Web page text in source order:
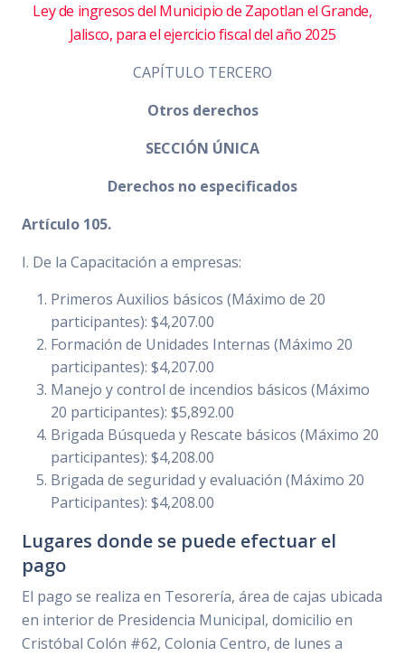
Ley de ingresos del Municipio de Zapotlan el Grande,
Jalisco, para el ejercicio fiscal del año 2025
CAPÍTULO TERCERO
Otros derechos
SECCIÓN ÚNICA
Derechos no especificados
Artículo 105.
I. De la Capacitación a empresas:
Primeros Auxilios básicos (Máximo de 20
participantes): $4,207.00
Formación de Unidades Internas (Máximo 20
participantes): $4,207.00
Manejo y control de incendios básicos (Máximo
20 participantes): $5,892.00
Brigada Búsqueda y Rescate básicos (Máximo 20
participantes): $4,208.00
Brigada de seguridad y evaluación (Máximo 20
Participantes): $4,208.00
Lugares donde se puede efectuar el
pago
El pago se realiza en Tesorería, área de cajas ubicada
en interior de Presidencia Municipal, domicilio en
Cristóbal Colón #62, Colonia Centro, de lunes a